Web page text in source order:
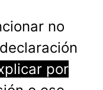
no
por